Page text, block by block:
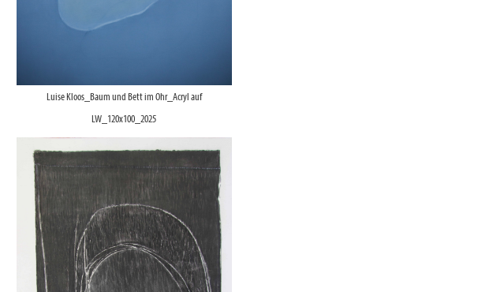
Luise Kloos_Baum und Bett im Ohr_Acryl auf
LW_120x100_2025